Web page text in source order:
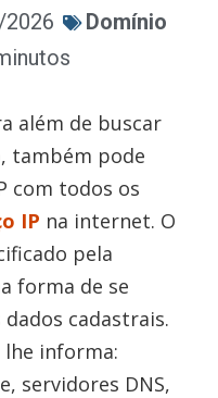
Domínio
além de buscar
também pode
com todos os
IP na internet. O
pela
forma de se
cadastrais.
lhe informa:
servidores DNS,